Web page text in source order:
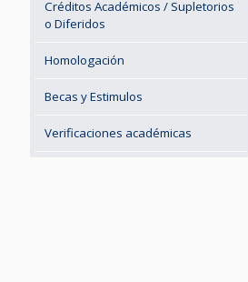
Créditos Académicos / Supletorios
o Diferidos
Homologación
Becas y Estimulos
Verificaciones académicas